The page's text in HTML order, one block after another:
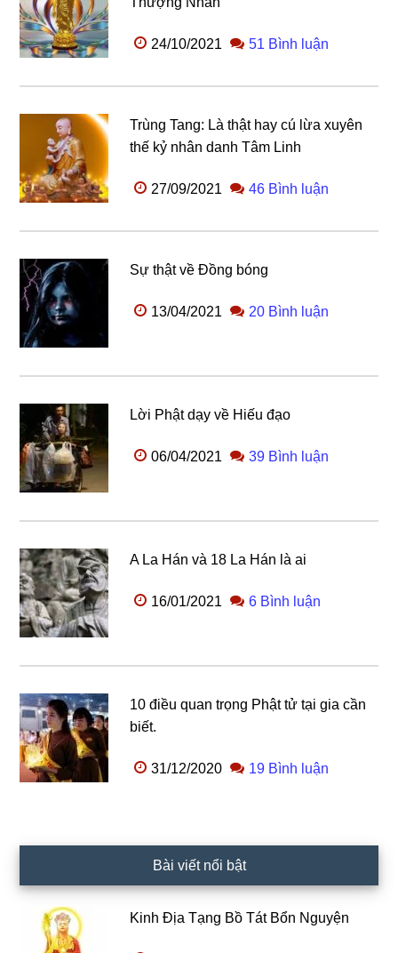
24/10/2021 51 Bình luận
Trùng Tang: Là thật hay cú lừa xuyên
thế kỷ nhân danh Tâm Linh
27/09/2021 46 Bình luận
Sự thật về Đồng bóng
13/04/2021 20 Bình luận
Lời Phật dạy về Hiếu đạo
06/04/2021 39 Bình luận
A La Hán và 18 La Hán là ai
16/01/2021 6 Bình luận
10 điều quan trọng Phật tử tại gia cần
biết.
31/12/2020 19 Bình luận
Bài viết nổi bật
Kinh Địa Tạng Bồ Tát Bổn Nguyện